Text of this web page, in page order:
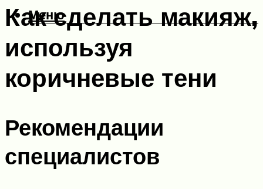
Меню
Как сделать макияж,
используя
коричневые тени
Рекомендации
специалистов